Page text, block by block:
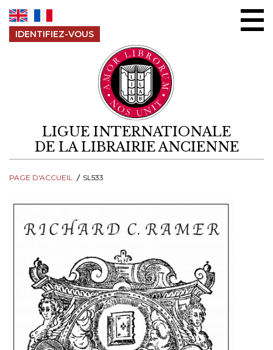
IDENTIFIEZ-VOUS
LIGUE INTERNATIONALE
DE LA LIBRAIRIE ANCIENNE
PAGE D'ACCUEIL SL533